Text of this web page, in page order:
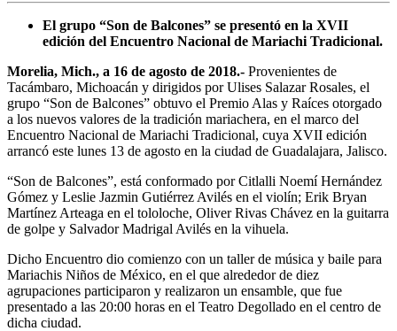
El grupo “Son de Balcones” se presentó en la XVII
edición del Encuentro Nacional de Mariachi Tradicional.
Morelia, Mich., a 16 de agosto de 2018.- Provenientes de
Tacámbaro, Michoacán y dirigidos por Ulises Salazar Rosales, el
grupo “Son de Balcones” obtuvo el Premio Alas y Raíces otorgado
a los nuevos valores de la tradición mariachera, en el marco del
Encuentro Nacional de Mariachi Tradicional, cuya XVII edición
arrancó este lunes 13 de agosto en la ciudad de Guadalajara, Jalisco.
“Son de Balcones”, está conformado por Citlalli Noemí Hernández
Gómez y Leslie Jazmin Gutiérrez Avilés en el violín; Erik Bryan
Martínez Arteaga en el tololoche, Oliver Rivas Chávez en la guitarra
de golpe y Salvador Madrigal Avilés en la vihuela.
Dicho Encuentro dio comienzo con un taller de música y baile para
Mariachis Niños de México, en el que alrededor de diez
agrupaciones participaron y realizaron un ensamble, que fue
presentado a las 20:00 horas en el Teatro Degollado en el centro de
dicha ciudad.